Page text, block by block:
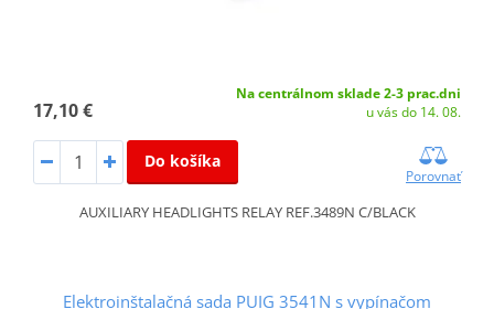
17,10 €
Na centrálnom sklade 2-3 prac.dni
u vás do 14. 08.
Do košíka
Porovnať
AUXILIARY HEADLIGHTS RELAY REF.3489N C/BLACK
Elektroinštalačná sada PUIG 3541N s vypínačom